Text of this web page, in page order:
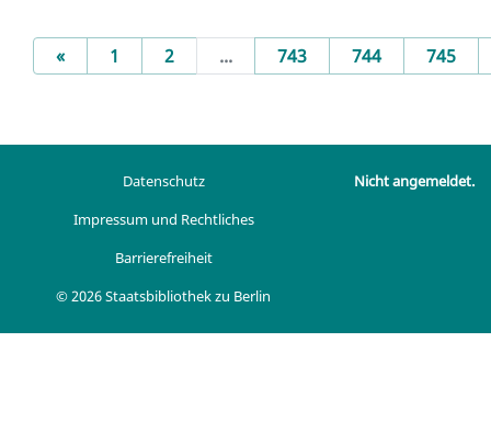
«Previous
1 2 ... 743 744 745
Datenschutz
Impressum und Rechtliches
Barrierefreiheit
© 2026 Staatsbibliothek zu Berlin
Nicht angemeldet.